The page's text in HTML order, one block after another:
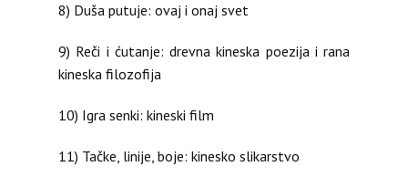
8) Duša putuje: ovaj i onaj svet
9) Reči i ćutanje: drevna kineska poezija i rana
kineska filozofija
10) Igra senki: kineski film
11) Tačke, linije, boje: kinesko slikarstvo